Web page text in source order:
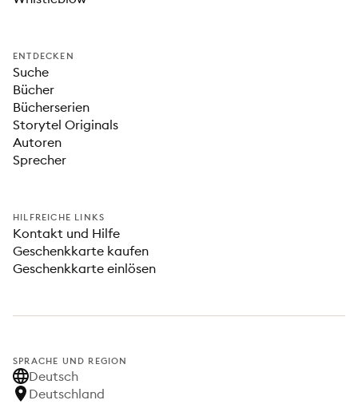
ENTDECKEN
Suche
Bücher
Bücherserien
Storytel Originals
Autoren
Sprecher
HILFREICHE LINKS
Kontakt und Hilfe
Geschenkkarte kaufen
Geschenkkarte einlösen
SPRACHE UND REGION
Deutsch
Deutschland